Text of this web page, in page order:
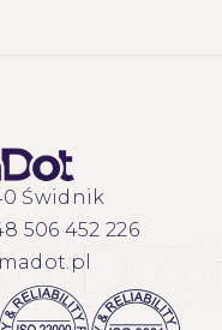
Świdnik
506 452 226